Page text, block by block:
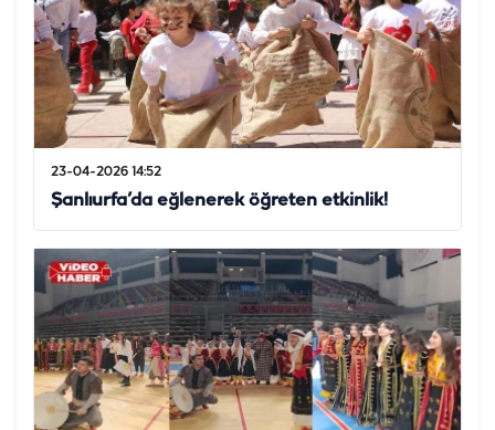
23-04-2026 14:52
Şanlıurfa’da eğlenerek öğreten etkinlik!